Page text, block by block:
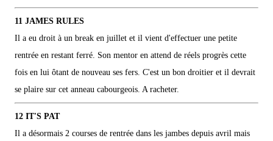
11 JAMES RULES
Il a eu droit à un break en juillet et il vient d'effectuer une petite
rentrée en restant ferré. Son mentor en attend de réels progrès cette
fois en lui ôtant de nouveau ses fers. C'est un bon droitier et il devrait
se plaire sur cet anneau cabourgeois. A racheter.
12 IT'S PAT
Il a désormais 2 courses de rentrée dans les jambes depuis avril mais